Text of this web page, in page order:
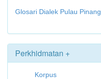
Glosari Dialek Pulau Pinang
Perkhidmatan +
Korpus